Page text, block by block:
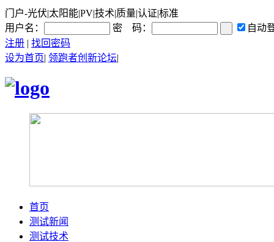
门户-光伏|太阳能|PV|技术|质量|认证|标准
用户名：
密 码：
自动
注册 | 找回密码
设为首页| 领跑者创新论坛|
首页
测试新闻
测试技术